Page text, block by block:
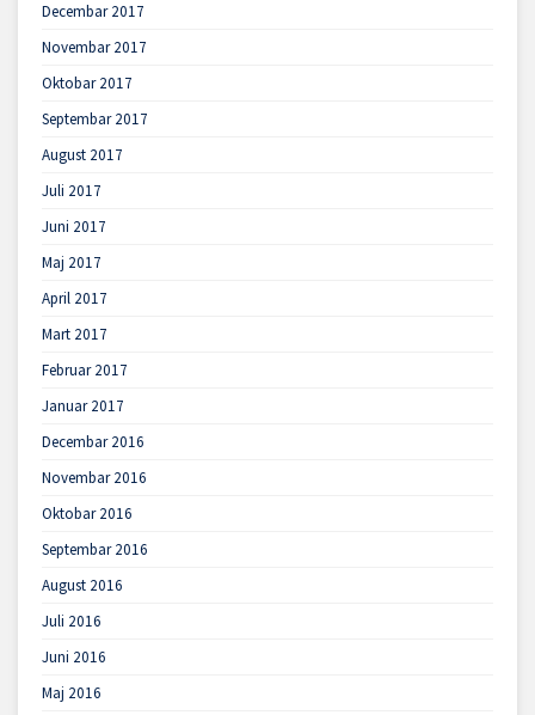
Decembar 2017
Novembar 2017
Oktobar 2017
Septembar 2017
August 2017
Juli 2017
Juni 2017
Maj 2017
April 2017
Mart 2017
Februar 2017
Januar 2017
Decembar 2016
Novembar 2016
Oktobar 2016
Septembar 2016
August 2016
Juli 2016
Juni 2016
Maj 2016